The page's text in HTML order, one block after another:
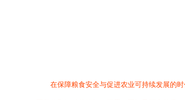
在保障粮食安全与促进农业可持续发展的